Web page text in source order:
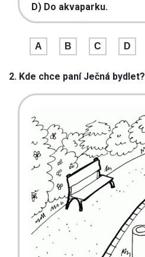
D) Do akvaparku.
A B C D
2. Kde chce paní Ječná bydlet?